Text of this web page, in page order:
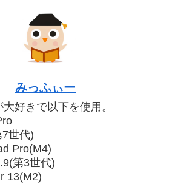
みっふぃー
好きで以下を使用。
世代)
Pro(M4)
第3世代)
13(M2)